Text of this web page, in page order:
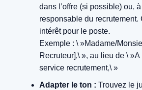
dans l’offre (si possible) ou,
responsable du recrutement.
intérêt pour le poste.
Exemple : \ »Madame/
Recruteur],\ », au lieu de \ »A
service recrutement,\ »
Adapter le ton : Trouvez le